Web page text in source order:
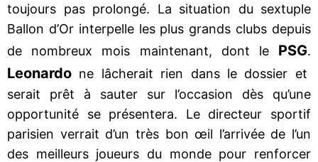
toujours pas prolongé. La situation du sextuple
Ballon d’Or interpelle les plus grands clubs depuis
de nombreux mois maintenant, dont le PSG.
Leonardo ne lâcherait rien dans le dossier et
serait prêt à sauter sur l’occasion dès qu’une
opportunité se présentera. Le directeur sportif
parisien verrait d’un très bon œil l’arrivée de l’un
des meilleurs joueurs du monde pour renforcer